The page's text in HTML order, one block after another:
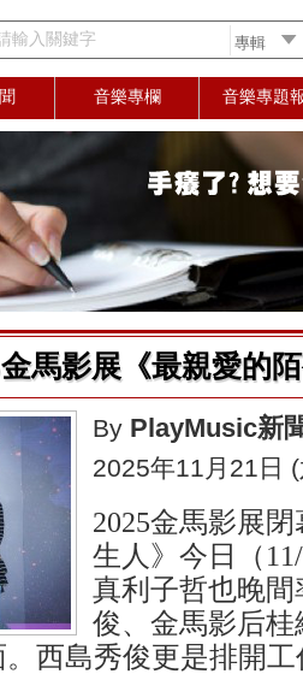
輸入關鍵字
音樂專欄 音樂專題
馬影展《最親愛的
By PlayMusic新
2025年11月21日
2025金馬影展
生人》今日（
真利子哲也晚
俊、金馬影后
西島秀俊更是排開